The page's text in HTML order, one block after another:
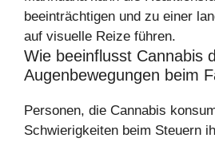
beeinträchtigen und zu einer
auf visuelle Reize führen.
Wie beeinflusst Cannabis
Augenbewegungen beim
Personen, die Cannabis
Schwierigkeiten beim Steuern